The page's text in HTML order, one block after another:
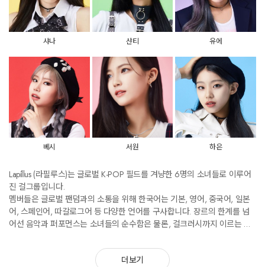
샤나 샨티 유에
베시 서원 하은
Lapíllus (라필루스)는 글로벌 K-POP 필드를 겨냥한 6명의 소녀들로 이루어
진 걸그룹입니다.
멤버들은 글로벌 팬덤과의 소통을 위해 한국어는 기본, 영어, 중국어, 일본
어, 스페인어, 따갈로그어 등 다양한 언어를 구사합니다. 장르의 한계를 넘
어선 음악과 퍼포먼스는 소녀들의 순수함은 물론, 걸크러시까지 이르는 폭
깔을 잃지 말라는 용기와 사회적 메시지를 전달하는 세계적인 걸그룹으로
더보기